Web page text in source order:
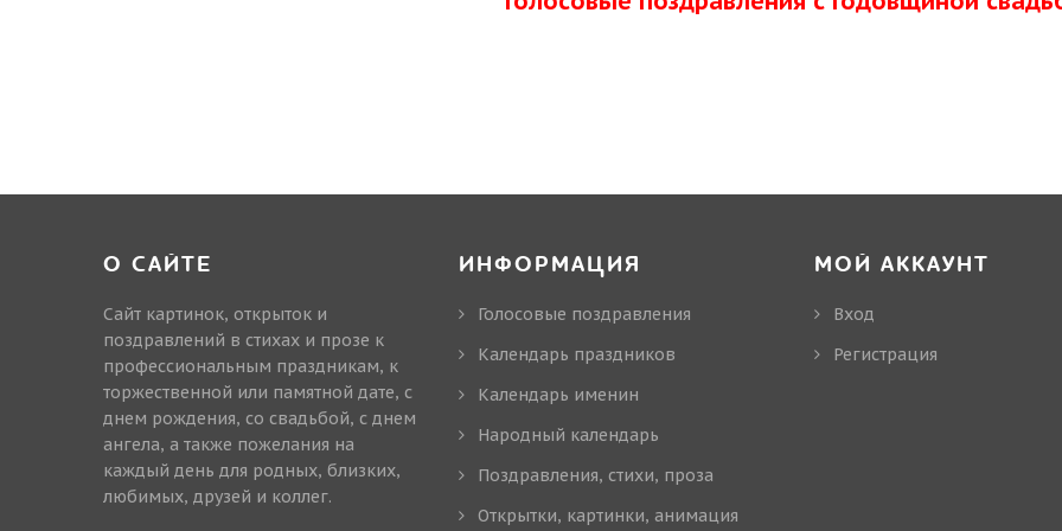
О САЙТЕ
Сайт картинок, открыток и
поздравлений в стихах и прозе к
профессиональным праздникам, к
торжественной или памятной дате, с
днем рождения, со свадьбой, с днем
ангела, а также пожелания на
каждый день для родных, близких,
любимых, друзей и коллег.
ИНФОРМАЦИЯ
Голосовые поздравления
Календарь праздников
Календарь именин
Народный календарь
Поздравления, стихи, проза
Открытки, картинки, анимация
МОЙ АККАУНТ
Вход
Регистрация